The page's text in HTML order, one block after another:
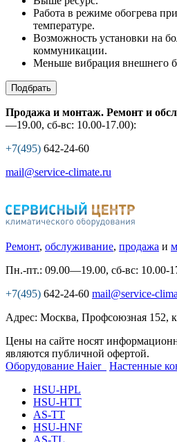
Работа в режиме обогрева
температуре.
Возможность установки на
коммуникации.
Меньше вибрация внешнего
Подбрать
Продажа и монтаж. Ремонт и
—19.00, сб-вс: 10.00-17.00):
+7(495) 642-24-60
mail@service-climate.ru
Ремонт, обслуживание, продажа и
Пн.-пт.: 09.00—19.00, сб-вс: 10.00-
+7(495) 642-24-60 mail@service-
Адрес: Москва, Профсоюзная 152,
Цены на сайте носят
являются публичной офертой.
Оборудование Haier
Настенные
HSU-HPL
HSU-HTT
AS-TT
HSU-HNF
AS-TL